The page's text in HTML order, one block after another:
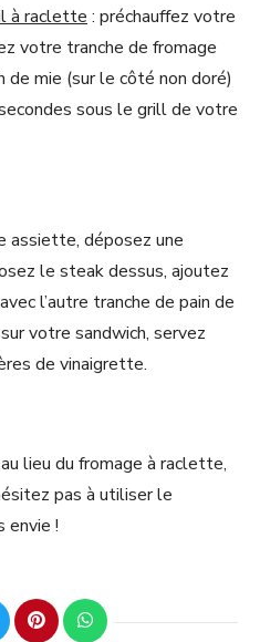
à raclette: préchauffez votre
votre tranche de fromage
de mie (sur le côté non doré)
sous le grill de votre
assiette, déposez une
le steak dessus, ajoutez
l’autre tranche de pain de
votre sandwich, servez
de vinaigrette.
lieu du fromage à raclette,
pas à utiliser le
envie !